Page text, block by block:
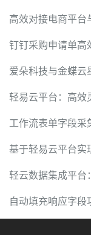
高效对接电商平台
钉钉采购申请单高
爱朵科技与金蝶
轻易云平台：高效
工作流表单字段采
轻云数据集成平台
自动填充响应字